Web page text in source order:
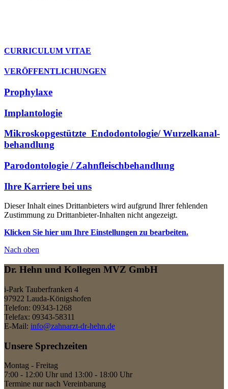
CURRICULUM VITAE
VERÖFFENTLICHUNGEN
Prophylaxe
Implantologie
Mikroskop­gestützte ­ En­do­don­tologie/ Wur­zel­ka­nal­
behandlung
Pa­ro­don­to­lo­gie / Zahn­fleisch­behandlung
Ihre Karriere bei uns
Dieser Inhalt eines Drittanbieters wird aufgrund Ihrer fehlenden
Zustimmung zu Drittanbieter-Inhalten nicht angezeigt.
Klicken Sie hier um Ihre Einstellungen zu bearbeiten.
Nach oben
Dr. Hehn und Kollegen MVZ GmbH
i-Park Tauberfranken 4
97922 Lauda-Königshofen
Telefon: 09343-1268
Telefax: 09343-58311
E-Mail: info@zahnarzt-dr-hehn.de
Unsere Sprechzeiten
Montag - Freitag
7:00 - 12:00 Uhr und 13:00 - 18:00 Uhr
Termine nur nach Vereinbarung